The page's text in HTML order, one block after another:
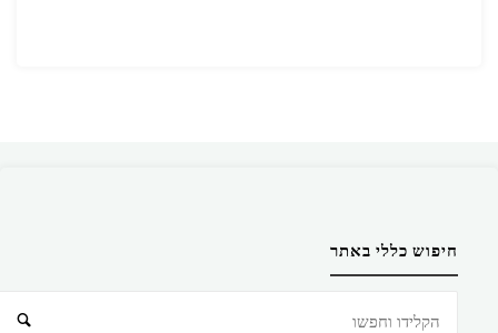
חיפוש כללי באתר